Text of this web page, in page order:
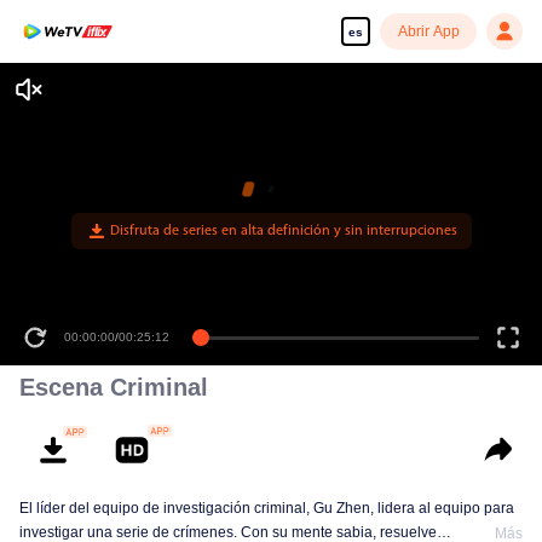
es Abrir App
Disfruta de series en alta definición y sin interrupciones
00:00:00/00:25:12
Escena Criminal
El líder del equipo de investigación criminal, Gu Zhen, lidera al equipo para
investigar una serie de crímenes. Con su mente sabia, resuelve
Más